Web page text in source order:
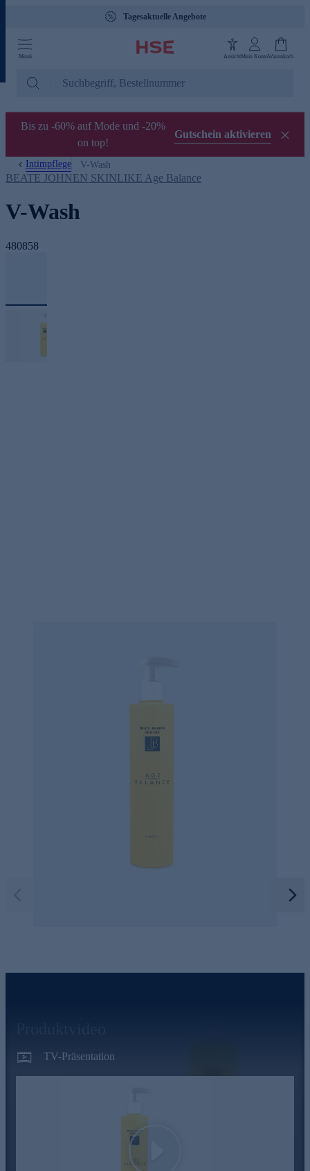
Tagesaktuelle Angebote
Menü AnsichtMein KontoWarenkorb
Bis zu -60% auf Mode und -20%
on top!
Gutschein aktivieren
Intimpflege V-Wash
BEATE JOHNEN SKINLIKE Age Balance
V-Wash
480858
TV-Präsentation